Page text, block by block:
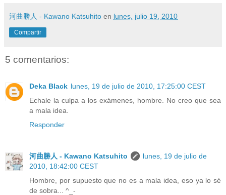
河曲勝人 - Kawano Katsuhito en lunes, julio 19, 2010
Compartir
5 comentarios:
Deka Black lunes, 19 de julio de 2010, 17:25:00 CEST
Echale la culpa a los exámenes, hombre. No creo que sea
a mala idea.
Responder
河曲勝人 - Kawano Katsuhito
lunes, 19 de julio de
2010, 18:42:00 CEST
Hombre, por supuesto que no es a mala idea, eso ya lo sé
de sobra... ^_-